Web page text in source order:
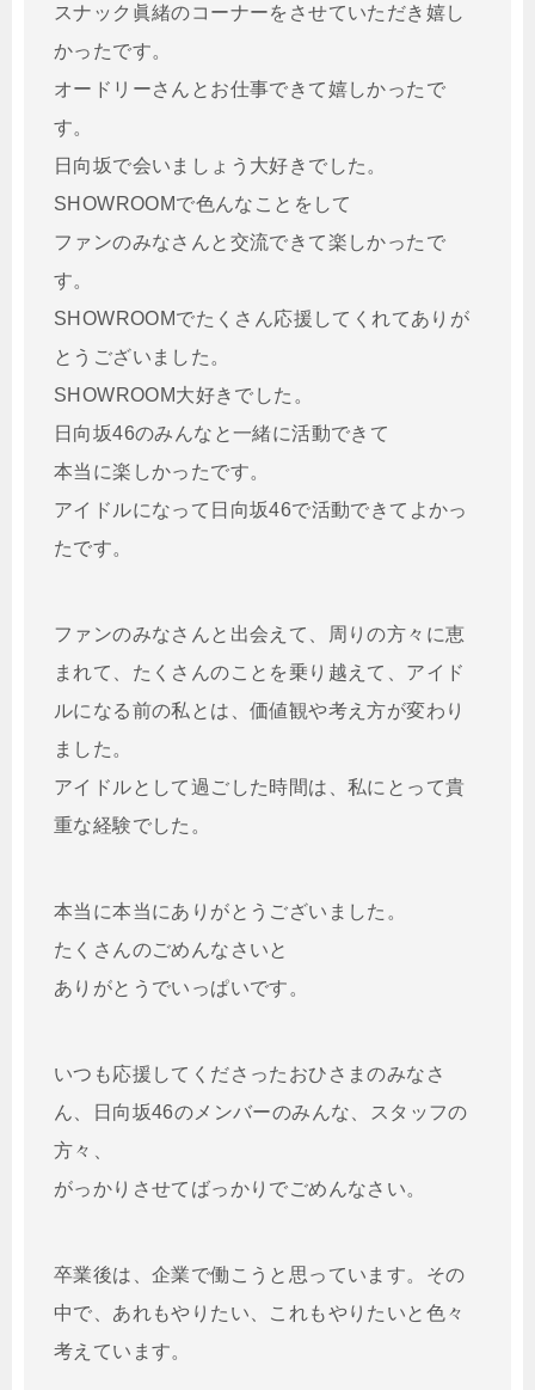
スナック眞緒のコーナーをさせていただき嬉し
かったです。
オードリーさんとお仕事できて嬉しかったで
す。
日向坂で会いましょう大好きでした。
SHOWROOMで色んなことをして
ファンのみなさんと交流できて楽しかったで
す。
SHOWROOMでたくさん応援してくれてありが
とうございました。
SHOWROOM大好きでした。
日向坂46のみんなと一緒に活動できて
本当に楽しかったです。
アイドルになって日向坂46で活動できてよかっ
たです。
ファンのみなさんと出会えて、周りの方々に恵
まれて、たくさんのことを乗り越えて、アイド
ルになる前の私とは、価値観や考え方が変わり
ました。
アイドルとして過ごした時間は、私にとって貴
重な経験でした。
本当に本当にありがとうございました。
たくさんのごめんなさいと
ありがとうでいっぱいです。
いつも応援してくださったおひさまのみなさ
ん、日向坂46のメンバーのみんな、スタッフの
方々、
がっかりさせてばっかりでごめんなさい。
卒業後は、企業で働こうと思っています。その
中で、あれもやりたい、これもやりたいと色々
考えています。